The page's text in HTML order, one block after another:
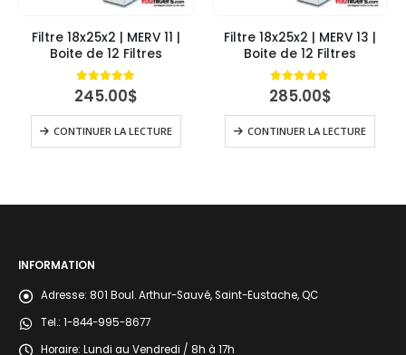
Filtre 18x25x2 | MERV 11 |
Boite de 12 Filtres
4.95 out of 5
245.00$
CONTINUER LA LECTURE
Filtre 18x25x2 | MERV 13 |
Boite de 12 Filtres
4.79 out of 5
285.00$
CONTINUER LA LECTURE
INFORMATION
Adresse: 801 Boul. Arthur-Sauvé, Saint-Eustache, QC
Tel.: 1-844-995-8677
Horaire: Lundi au Vendredi / 8h à 17h